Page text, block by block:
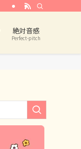
絶対音感
Perfect-pitch